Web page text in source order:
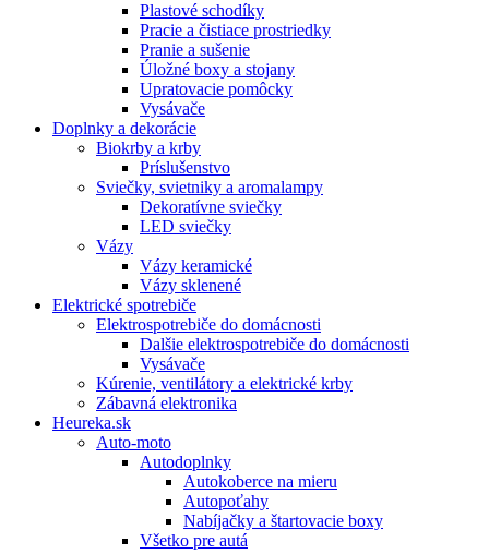
Plastové schodíky
Pracie a čistiace prostriedky
Pranie a sušenie
Úložné boxy a stojany
Upratovacie pomôcky
Vysávače
Doplnky a dekorácie
Biokrby a krby
Príslušenstvo
Sviečky, svietniky a aromalampy
Dekoratívne sviečky
LED sviečky
Vázy
Vázy keramické
Vázy sklenené
Elektrické spotrebiče
Elektrospotrebiče do domácnosti
Dalšie elektrospotrebiče do domácnosti
Vysávače
Kúrenie, ventilátory a elektrické krby
Zábavná elektronika
Heureka.sk
Auto-moto
Autodoplnky
Autokoberce na mieru
Autopoťahy
Nabíjačky a štartovacie boxy
Všetko pre autá